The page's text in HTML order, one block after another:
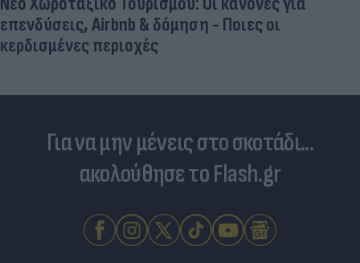
Για να μην μένεις στο σκοτάδι...
ακολούθησε το Flash.gr